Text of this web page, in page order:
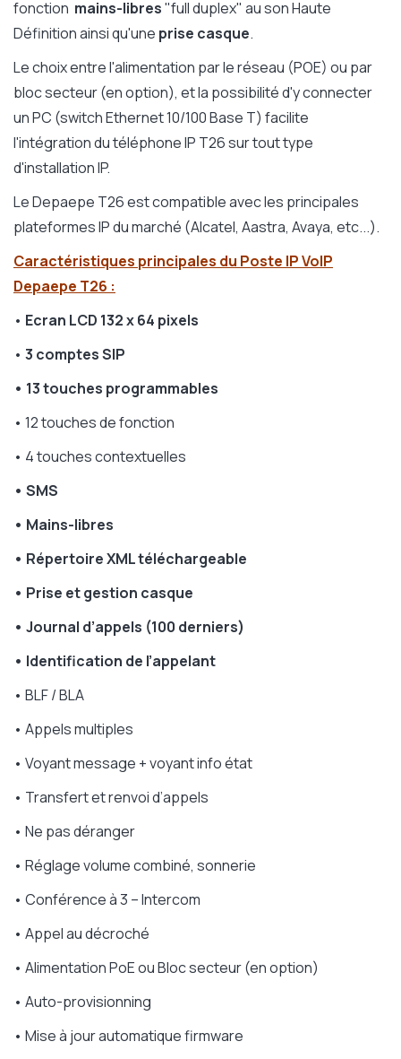
fonction mains-libres"full duplex" au son Haute
Définition ainsi qu'une prise casque.
Le choix entre l'alimentation par le réseau (POE) ou par
bloc secteur (en option), et la possibilité d'y connecter
un PC (switch Ethernet 10/100 Base T) facilite
l'intégration du téléphone IP T26 sur tout type
d'installation IP.
Le Depaepe T26 est compatible avec les principales
plateformes IP du marché (Alcatel, Aastra, Avaya, etc...).
Caractéristiques principales du Poste IP VoIP
Depaepe T26 :
• Ecran LCD 132 x 64 pixels
• 3 comptes SIP
• 13 touches programmables
• 12 touches de fonction
• 4 touches contextuelles
• SMS
• Mains-libres
• Répertoire XML téléchargeable
• Prise et gestion casque
• Journal d’appels (100 derniers)
• Identification de l’appelant
• BLF / BLA
• Appels multiples
• Voyant message + voyant info état
• Transfert et renvoi d’appels
• Ne pas déranger
• Réglage volume combiné, sonnerie
• Conférence à 3 – Intercom
• Appel au décroché
• Alimentation PoE ou Bloc secteur (en option)
• Auto-provisionning
• Mise à jour automatique firmware